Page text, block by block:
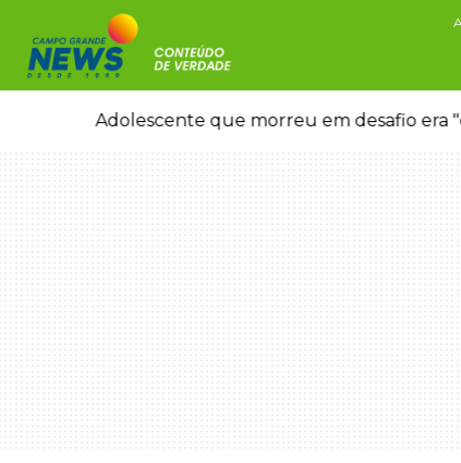
Adolescente que morreu em desafio era